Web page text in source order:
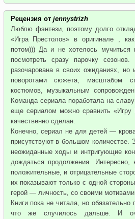
Рецензия от jennystrizh
Люблю фэнтези, поэтому долго
«Игра Престолов» в оригинале ,
потом))) Да и не хотелось
посмотреть сразу парочку
разочарована в своих ожиданиях, но
поворотами сюжета, масштабом
костюмов, музыкальным
Команда сериала поработала на
еще сериалом можно сравнить «Игру
качественно сделан.
Конечно, сериал не для детей —
присутствуют в большом количестве.
неожиданные ходы и интригующие
дождаться продолжения. Интересно,
положительные, и отрицательные
их показывают только с одной
герой — личность, со своими
Книги пока не читала, но обязательно
что же случилось дальше. И